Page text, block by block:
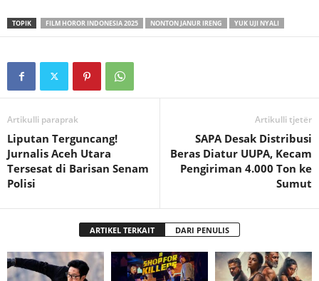
TOPIK FILM HOROR INDONESIA 2025 NONTON JANUR IRENG YUK UJI NYALI
Artikulli paraprak
Liputan Terguncang!
Jurnalis Aceh Utara
Tersesat di Barisan Senam
Polisi
Artikulli tjetër
SAPA Desak Distribusi
Beras Diatur UUPA, Kecam
Pengiriman 4.000 Ton ke
Sumut
ARTIKEL TERKAIT DARI PENULIS